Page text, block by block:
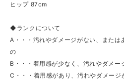
ヒップ 87cm
◆ランクについて
A・・・汚れやダメージがない、または
の
B・・・着用感が少なく、汚れやダメー
C・・・着用感があり、汚れやダメージ